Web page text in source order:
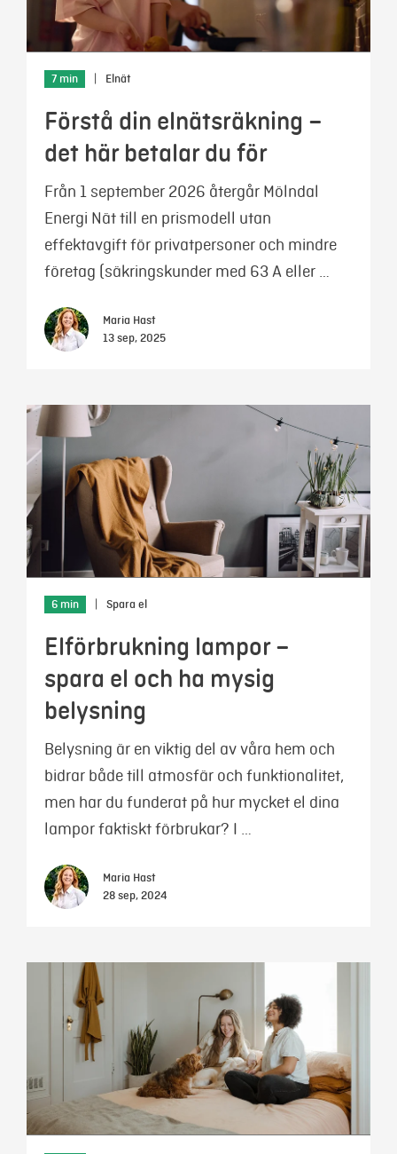
7 min Elnät
Förstå din elnätsräkning –
det här betalar du för
Från 1 september 2026 återgår Mölndal
Energi Nät till en prismodell utan
effektavgift för privatpersoner och mindre
företag (säkringskunder med 63 A eller …
Maria Hast
13 sep, 2025
6 min Spara el
Elförbrukning lampor –
spara el och ha mysig
belysning
Belysning är en viktig del av våra hem och
bidrar både till atmosfär och funktionalitet,
men har du funderat på hur mycket el dina
lampor faktiskt förbrukar? I …
Maria Hast
28 sep, 2024